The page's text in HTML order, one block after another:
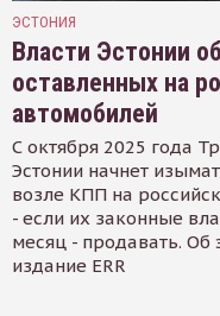
ЭСТОНИЯ
Власти Эстонии
оставленных на
автомобилей
С октября 2025 года
Эстонии начнет
возле КПП на
- если их законные
месяц - продавать. Об
издание ERR